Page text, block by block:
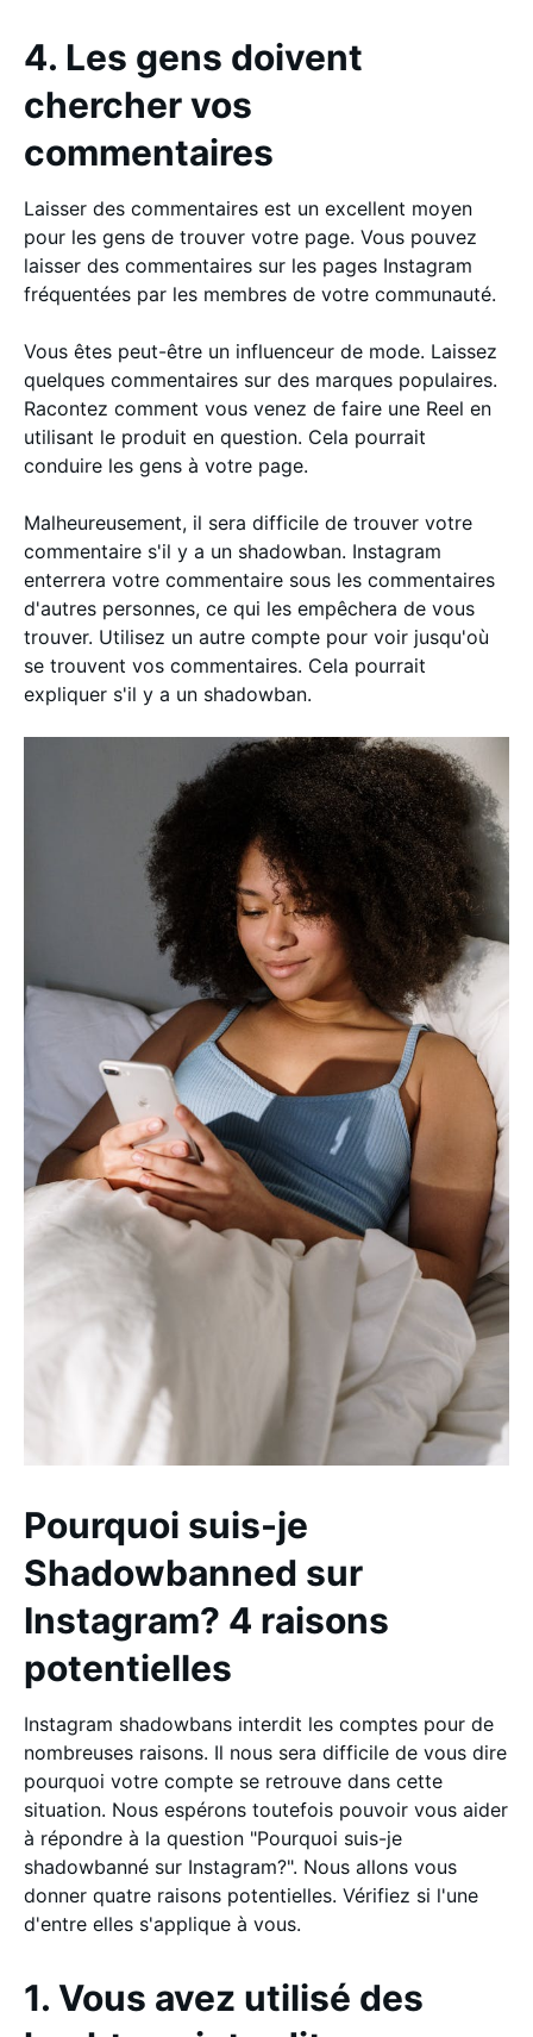
4. Les gens doivent
chercher vos
commentaires
Laisser des commentaires est un excellent moyen
pour les gens de trouver votre page. Vous pouvez
laisser des commentaires sur les pages Instagram
fréquentées par les membres de votre communauté.
Vous êtes peut-être un influenceur de mode. Laissez
quelques commentaires sur des marques populaires.
Racontez comment vous venez de faire une Reel en
utilisant le produit en question. Cela pourrait
conduire les gens à votre page.
Malheureusement, il sera difficile de trouver votre
commentaire s'il y a un shadowban. Instagram
enterrera votre commentaire sous les commentaires
d'autres personnes, ce qui les empêchera de vous
trouver. Utilisez un autre compte pour voir jusqu'où
se trouvent vos commentaires. Cela pourrait
expliquer s'il y a un shadowban.
Pourquoi suis-je
Shadowbanned sur
Instagram? 4 raisons
potentielles
Instagram shadowbans interdit les comptes pour de
nombreuses raisons. Il nous sera difficile de vous dire
pourquoi votre compte se retrouve dans cette
situation. Nous espérons toutefois pouvoir vous aider
à répondre à la question "Pourquoi suis-je
shadowbanné sur Instagram?". Nous allons vous
donner quatre raisons potentielles. Vérifiez si l'une
d'entre elles s'applique à vous.
1. Vous avez utilisé des